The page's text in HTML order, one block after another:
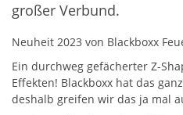
großer Verbund.
Neuheit 2023 von Blackboxx
Ein durchweg gefächerter Z-
Effekten! Blackboxx hat das
deshalb greifen wir das ja mal